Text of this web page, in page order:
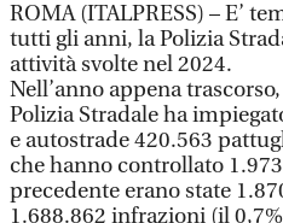
ROMA (ITALPRESS) – E’
tutti gli anni, la Polizia
attività svolte nel 2024.
Nell’anno appena
Polizia Stradale ha
e autostrade 420.563
che hanno controllato
precedente erano state
1.688.862 infrazioni (il